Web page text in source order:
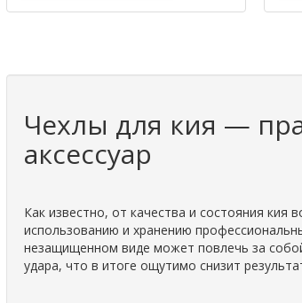
Чехлы для кия —
аксессуар
Как известно, от качества и состояния кия
использованию и хранению
незащищенном виде может повлечь за
удара, что в итоге ощутимо снизит